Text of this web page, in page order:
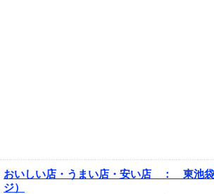
おいしい店・うまい店・安い店 ：
東池
ジ）